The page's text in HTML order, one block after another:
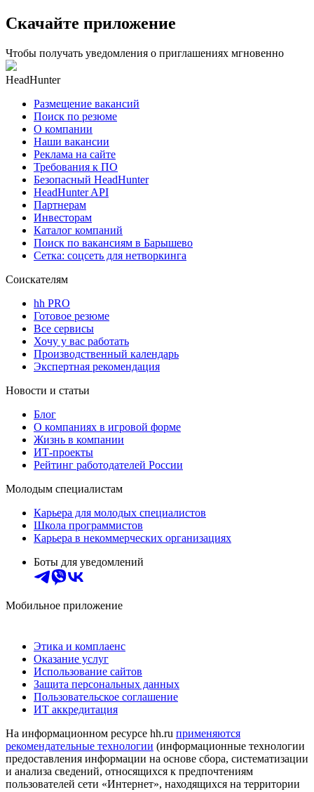
Скачайте приложение
Чтобы получать уведомления о приглашениях мгновенно
HeadHunter
Размещение вакансий
Поиск по резюме
О компании
Наши вакансии
Реклама на сайте
Требования к ПО
Безопасный HeadHunter
HeadHunter API
Партнерам
Инвесторам
Каталог компаний
Поиск по вакансиям в Барышево
Сетка: соцсеть для нетворкинга
Соискателям
hh PRO
Готовое резюме
Все сервисы
Хочу у вас работать
Производственный календарь
Экспертная рекомендация
Новости и статьи
Блог
О компаниях в игровой форме
Жизнь в компании
ИТ-проекты
Рейтинг работодателей России
Молодым специалистам
Карьера для молодых специалистов
Школа программистов
Карьера в некоммерческих организациях
Боты для уведомлений
Мобильное приложение
Этика и комплаенс
Оказание услуг
Использование сайтов
Защита персональных данных
Пользовательское соглашение
ИТ аккредитация
На информационном ресурсе hh.ru применяются
рекомендательные технологии (информационные технологии
предоставления информации на основе сбора, систематизации
и анализа сведений, относящихся к предпочтениям
пользователей сети «Интернет», находящихся на территории